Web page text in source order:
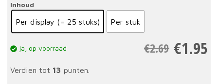
Inhoud
Per display (= 25 stuks) Per stuk
ja, op voorraad €2.69 €1.95
Verdien tot 13 punten.